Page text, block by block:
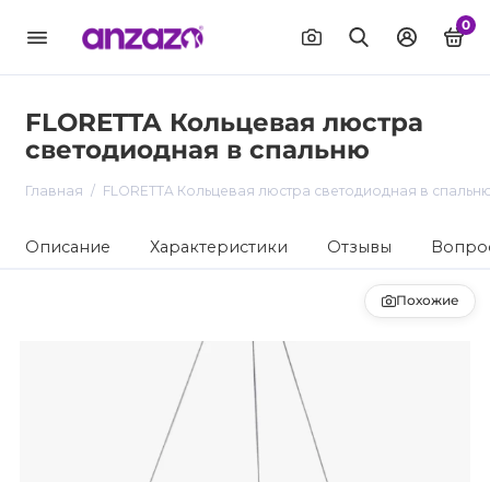
0
FLORETTA Кольцевая люстра
светодиодная в спальню
Главная FLORETTA Кольцевая люстра светодиодная в
Описание Характеристики Отзывы
Похожие